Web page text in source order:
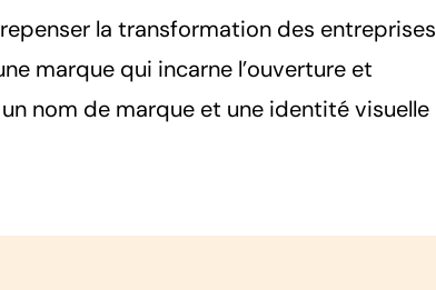
la transformation des entreprises
marque qui incarne l’ouverture et
nom de marque et une identité visuelle